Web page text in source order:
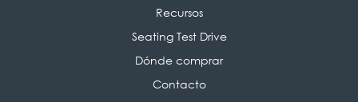
Recursos
Seating Test Drive
Dónde comprar
Contacto